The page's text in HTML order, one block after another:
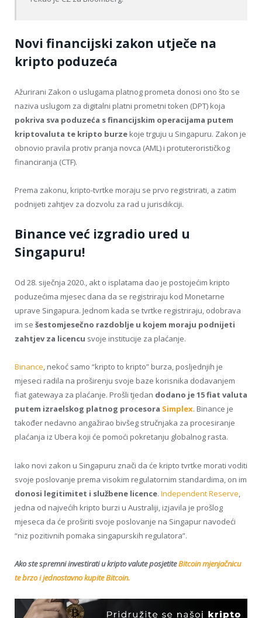
Novi financijski zakon utječe na
kripto poduzeća
Ažurirani Zakon o uslugama platnog prometa donosi ono što se
naziva uslugom za digitalni platni prometni token (DPT) koja
pokriva sva poduzeća s financijskim operacijama putem
kriptovaluta te kripto burze koje trguju u Singapuru. Zakon je
obnovio pravila protiv pranja novca (AML) i protuterorističkog
financiranja (CTF).
Prema zakonu, kripto-tvrtke moraju se prvo registrirati, a zatim
podnijeti zahtjev za dozvolu za rad u jurisdikciji.
Binance već izgradio ured u
Singapuru!
Od 28. siječnja 2020., akt o isplatama dao je postojećim kripto
poduzećima mjesec dana da se registriraju kod Monetarne
uprave Singapura. Jednom kada se tvrtke registriraju, odobrava
im se šestomjesečno razdoblje u kojem moraju podnijeti
zahtjev za licencu svoje institucije za plaćanje.
Binance, nekoć samo “kripto to kripto” burza, posljednjih je
mjeseci radila na proširenju svoje baze korisnika dodavanjem
fiat gatewaya za plaćanje. Prošli tjedan dodano je 15 fiat valuta
putem izraelskog platnog procesora Simplex. Binance je
također nedavno angažirao bivšeg stručnjaka za procesiranje
plaćanja iz Ubera koji će pomoći pokretanju globalnog rasta.
Iako novi zakon u Singapuru znači da će kripto tvrtke morati voditi
svoje poslovanje prema visokim regulatornim standardima, on im
donosi legitimitet i službene licence. Independent Reserve
jedna od najvećih kripto burzi u Australiji, izjavila je prošlog
mjeseca da će proširiti svoje poslovanje na Singapur navodeći
“niz pozitivnih pomaka singapurskih regulatora”.
Ako ste spremni investirati u kripto valute posjetiteBitcoin mjenjačnicu
te brzo i jednostavno kupite Bitcoin.